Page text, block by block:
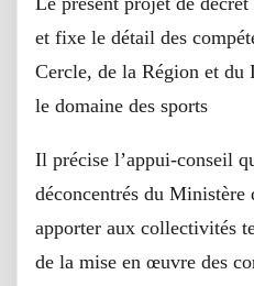
et fixe le détail des
Cercle, de la Région et du
le domaine des sports
Il précise l’appui-conseil
déconcentrés du Ministère
apporter aux collectivités
de la mise en œuvre des